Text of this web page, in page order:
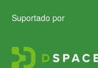
Suportado por